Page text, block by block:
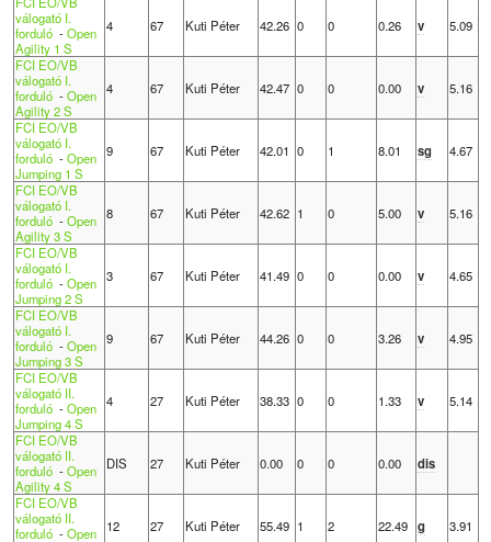
válogató I.
forduló-Open
Agility 1 S
4 67 Kuti Péter 42.26 0 0 0.26 v 5.09
FCI EO/VB
válogató I.
forduló-Open
Agility 2 S
4 67 Kuti Péter 42.47 0 0 0.00 v 5.16
FCI EO/VB
válogató I.
forduló-Open
Jumping 1 S
9 67 Kuti Péter 42.01 0 1 8.01 sg 4.67
FCI EO/VB
válogató I.
forduló-Open
Agility 3 S
8 67 Kuti Péter 42.62 1 0 5.00 v 5.16
FCI EO/VB
válogató I.
forduló-Open
Jumping 2 S
3 67 Kuti Péter 41.49 0 0 0.00 v 4.65
FCI EO/VB
válogató I.
forduló-Open
Jumping 3 S
9 67 Kuti Péter 44.26 0 0 3.26 v 4.95
FCI EO/VB
válogató II.
forduló-Open
Jumping 4 S
4 27 Kuti Péter 38.33 0 0 1.33 v 5.14
FCI EO/VB
válogató II.
forduló-Open
Agility 4 S
DIS 27 Kuti Péter 0.00 0 0 0.00 dis
FCI EO/VB
válogató II.
forduló-Open
12 27 Kuti Péter 55.49 1 2 22.49 g 3.91